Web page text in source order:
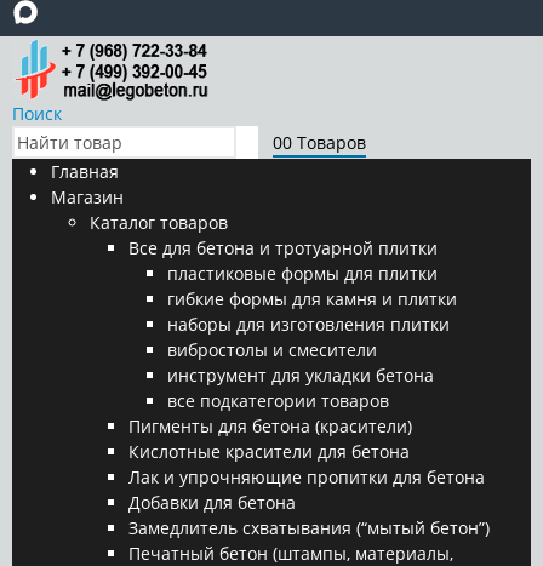
Поиск
00 Товаров
Главная
Магазин
Каталог товаров
Все для бетона и тротуарной плитки
пластиковые формы для плитки
гибкие формы для камня и плитки
наборы для изготовления плитки
вибростолы и смесители
инструмент для укладки бетона
все подкатегории товаров
Пигменты для бетона (красители)
Кислотные красители для бетона
Лак и упрочняющие пропитки для бетона
Добавки для бетона
Замедлитель схватывания (“мытый бетон”)
Печатный бетон (штампы, материалы,